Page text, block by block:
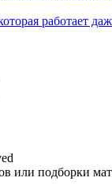
работает
или подборки